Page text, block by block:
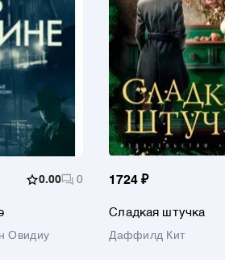
0.00 0
Овидиу
1724 ₽
Сладкая штучка
Даффилд Кит